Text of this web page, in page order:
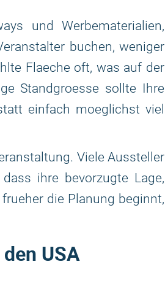
und Werbematerialien,
buchen, weniger
Flaeche oft, was auf der
Standgroesse sollte Ihre
einfach moeglichst viel
Viele Aussteller
ihre bevorzugte Lage,
die Planung beginnt,
USA